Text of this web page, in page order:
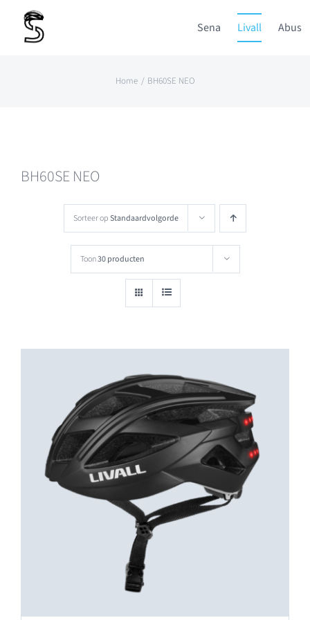
naar
Sena Livall Abus
Home BH60SE NEO
BH60SE NEO
Sorteer opStandaardvolgorde
Toon30 producten